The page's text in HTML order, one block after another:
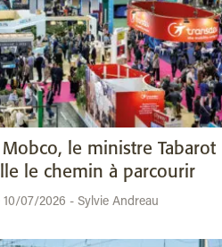
le ministre Tabarot
le chemin à parcourir
10/07/2026 - Sylvie Andreau